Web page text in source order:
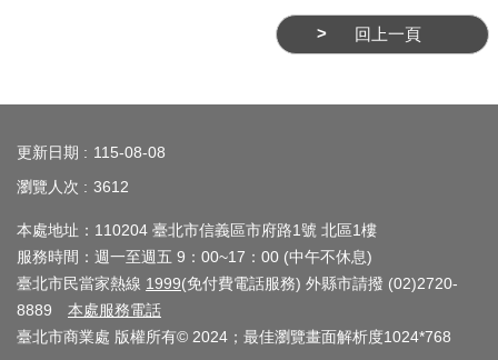
司
及
商
業
登
記
服
回上一頁
更新日期
115-08-08
瀏覽人次
3612
本處地址：110204 臺北市信義區市府路1號 北區1樓
服務時間：週一至週五 9：00~17：00 (中午不休息)
臺北市民當家熱線 1999(免付費電話服務) 外縣市請撥 (02)2720-
8889 本處服務電話
臺北市商業處 版權所有© 2024；最佳瀏覽畫面解析度1024*768